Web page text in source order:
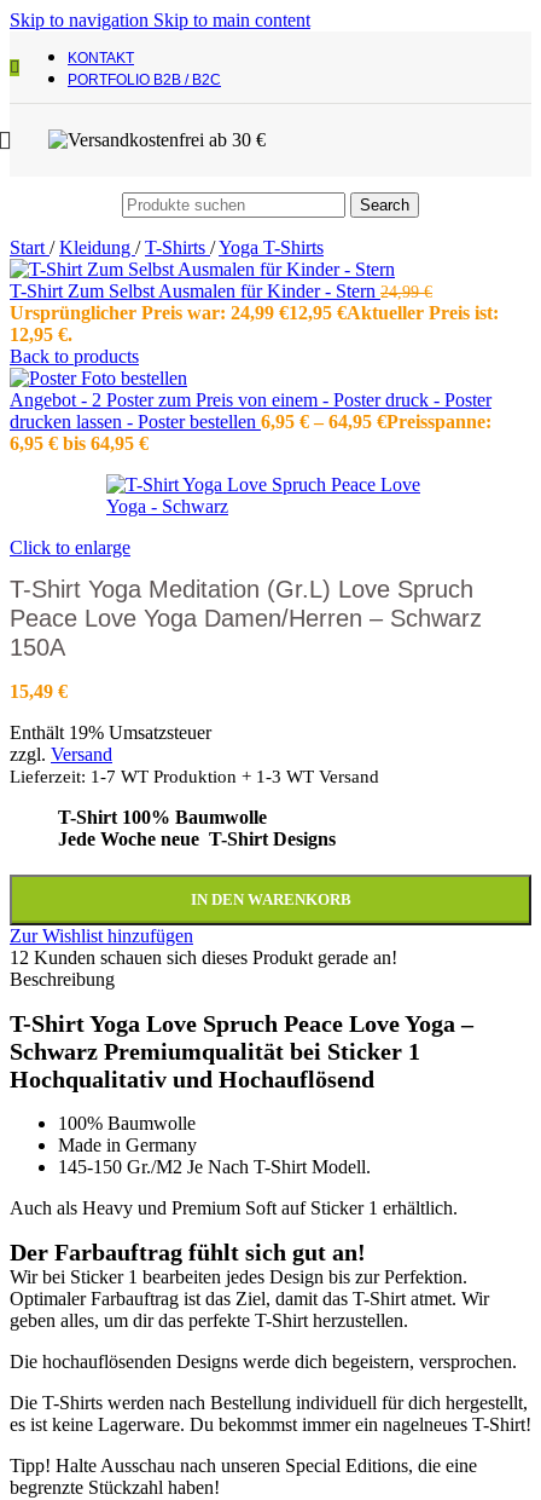
Skip to navigation Skip to main content
KONTAKT
PORTFOLIO B2B / B2C
Search
Start / Kleidung / T-Shirts /Yoga T-Shirts
T-Shirt Zum Selbst Ausmalen für Kinder - Stern 24,99€
Ursprünglicher Preis war: 24,99 €12,95 €Aktueller Preis ist:
12,95 €.
Back to products
Angebot - 2 Poster zum Preis von einem - Poster druck - Poster
drucken lassen - Poster bestellen 6,95 € –64,95 €Preisspanne:
6,95 € bis 64,95 €
Click to enlarge
T-Shirt Yoga Meditation (Gr.L) Love Spruch
Peace Love Yoga Damen/Herren – Schwarz
150A
15,49 €
Enthält 19% Umsatzsteuer
zzgl. Versand
Lieferzeit: 1-7 WT Produktion + 1-3 WT Versand
T-Shirt 100% Baumwolle
Jede Woche neue T-Shirt Designs
IN DEN WARENKORB
Zur Wishlist hinzufügen
12 Kunden schauen sich dieses Produkt gerade an!
Beschreibung
T-Shirt Yoga Love Spruch Peace Love Yoga –
Schwarz Premiumqualität bei Sticker 1
Hochqualitativ und Hochauflösend
100% Baumwolle
Made in Germany
145-150 Gr./M2 Je Nach T-Shirt Modell.
Auch als Heavy und Premium Soft auf Sticker 1 erhältlich.
Der Farbauftrag fühlt sich gut an!
Wir bei Sticker 1 bearbeiten jedes Design bis zur Perfektion.
Optimaler Farbauftrag ist das Ziel, damit das T-Shirt atmet. Wir
geben alles, um dir das perfekte T-Shirt herzustellen.
Die hochauflösenden Designs werde dich begeistern, versprochen.
Die T-Shirts werden nach Bestellung individuell für dich hergestellt,
es ist keine Lagerware. Du bekommst immer ein nagelneues T-Shirt!
Tipp! Halte Ausschau nach unseren Special Editions, die eine
begrenzte Stückzahl haben!